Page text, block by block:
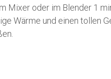
Mixer oder im Blender 1
Wärme und einen tollen